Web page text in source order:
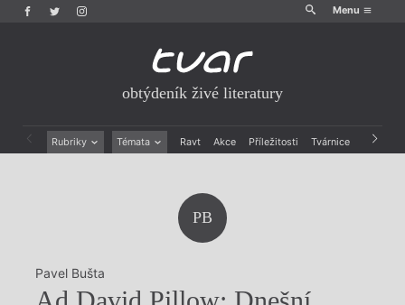
Menu
obtýdeník živé literatury
Rubriky Témata Ravt Akce Příležitosti Tvárnice Archiv
PB
Pavel Bušta